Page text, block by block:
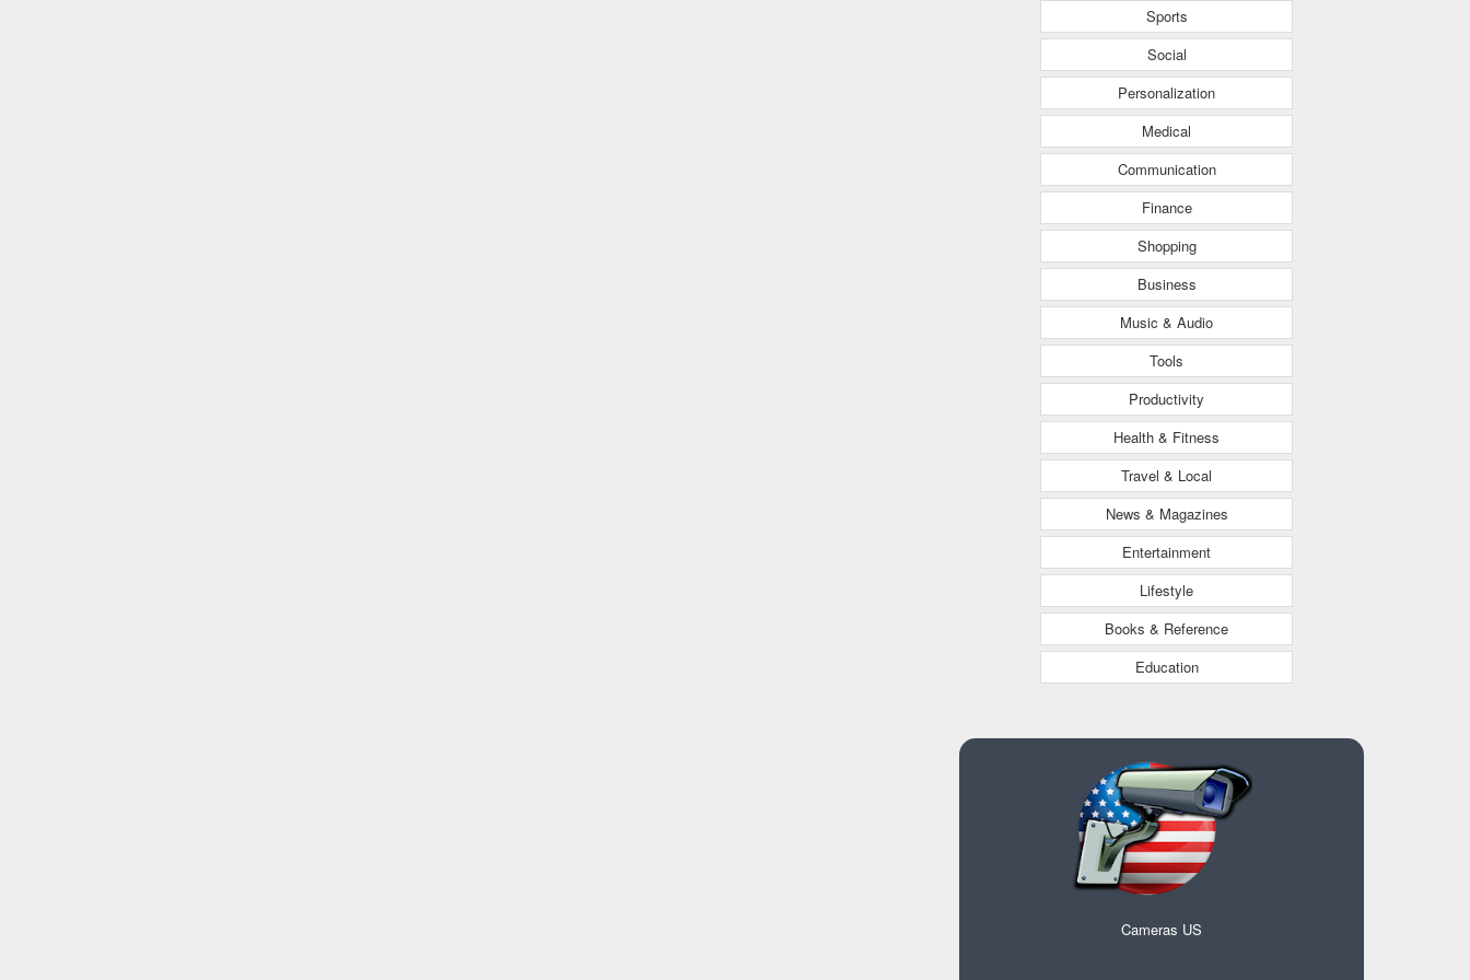
Sports
Social
Personalization
Medical
Communication
Finance
Shopping
Business
Music & Audio
Tools
Productivity
Health & Fitness
Travel & Local
News & Magazines
Entertainment
Lifestyle
Books & Reference
Education
Cameras US